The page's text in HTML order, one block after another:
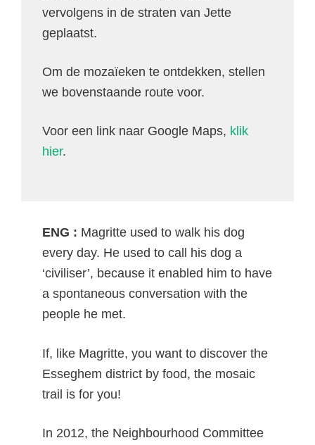
vervolgens in de straten van Jette
geplaatst.
Om de mozaïeken te ontdekken, stellen
we bovenstaande route voor.
Voor een link naar Google Maps, klik
hier.
ENG : Magritte used to walk his dog
every day. He used to call his dog a
‘civiliser’, because it enabled him to have
a spontaneous conversation with the
people he met.
If, like Magritte, you want to discover the
Esseghem district by food, the mosaic
trail is for you!
In 2012, the Neighbourhood Committee